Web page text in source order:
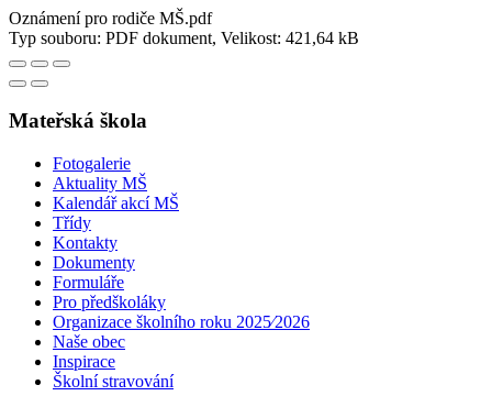
Oznámení pro rodiče MŠ.pdf
Typ souboru: PDF dokument, Velikost: 421,64 kB
Mateřská škola
Fotogalerie
Aktuality MŠ
Kalendář akcí MŠ
Třídy
Kontakty
Dokumenty
Formuláře
Pro předškoláky
Organizace školního roku 2025⁄2026
Naše obec
Inspirace
Školní stravování